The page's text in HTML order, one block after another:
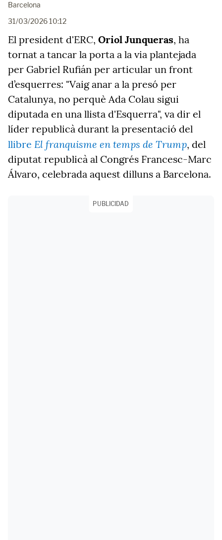
Barcelona
31/03/2026 10:12
El president d'ERC, Oriol Junqueras, ha
tornat a tancar la porta a la via plantejada
per Gabriel Rufián per articular un front
d’esquerres: "Vaig anar a la presó per
Catalunya, no perquè Ada Colau sigui
diputada en una llista d'Esquerra", va dir el
líder republicà durant la presentació del
llibre El franquisme en temps de Trump, del
diputat republicà al Congrés Francesc-Marc
Álvaro, celebrada aquest dilluns a Barcelona.
PUBLICIDAD